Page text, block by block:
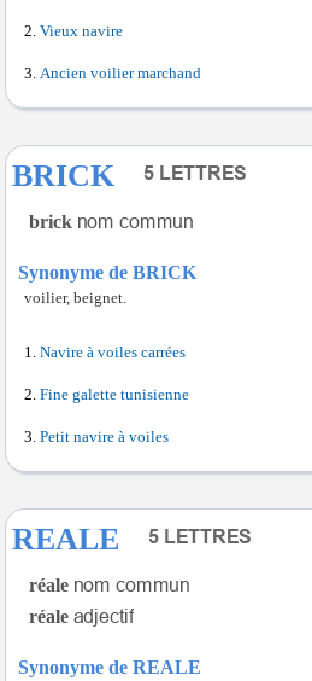
Vieux navire
Ancien voilier marchand
BRICK
brick
Synonyme de BRICK
voilier, beignet.
Navire à voiles carrées
Fine galette tunisienne
Petit navire à voiles
REALE
réale
réale
Synonyme de REALE